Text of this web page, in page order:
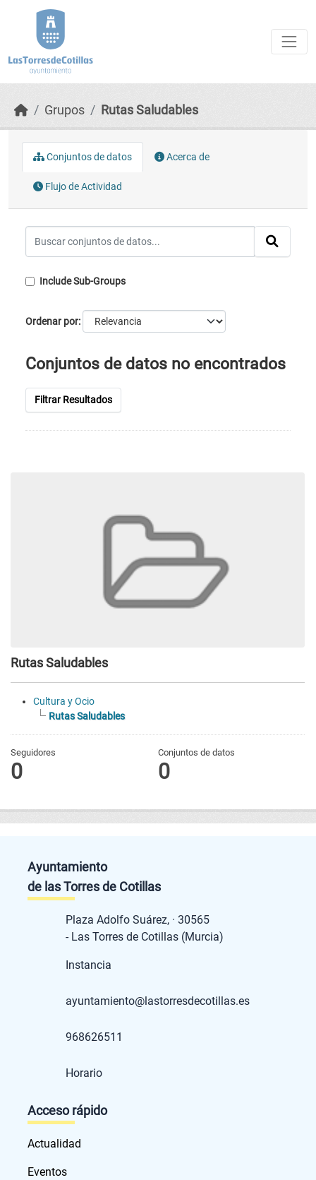
Grupos Rutas Saludables
Rutas Saludables
Cultura y Ocio
Rutas Saludables
Seguidores
0
Conjuntos de datos
0
Conjuntos de datos Acerca de
Flujo de Actividad
Include Sub-Groups
Ordenar por
Conjuntos de datos no encontrados
Filtrar Resultados
Ayuntamiento
de las Torres de Cotillas
Plaza Adolfo Suárez, · 30565
- Las Torres de Cotillas (Murcia)
Instancia
ayuntamiento@lastorresdecotillas.es
968626511
Horario
Acceso rápido
Actualidad
Eventos